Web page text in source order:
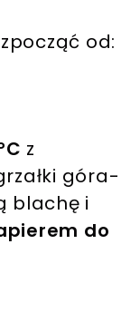
od:
z
góra-
blachę i
do